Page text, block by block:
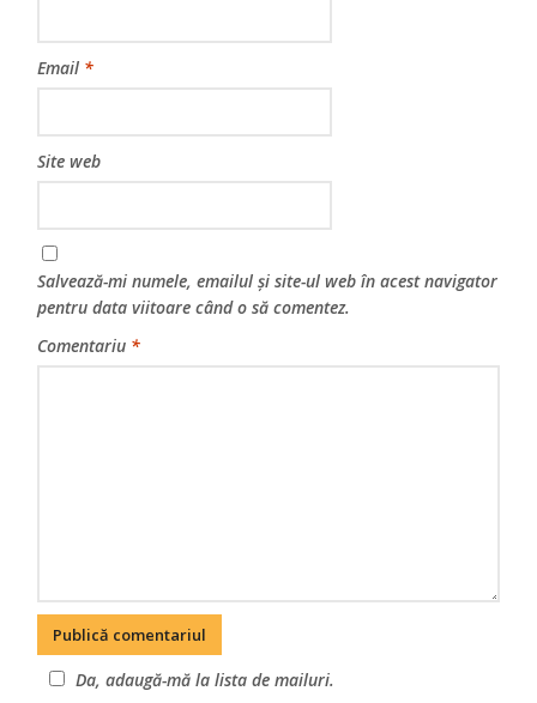
Email *
Site web
Salvează-mi numele, emailul și site-ul web în acest navigator
pentru data viitoare când o să comentez.
Comentariu *
Da, adaugă-mă la lista de mailuri.